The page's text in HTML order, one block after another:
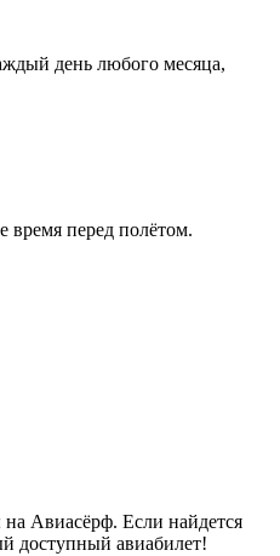
день любого месяца,
время перед полётом.
Авиасёрф. Если найдется
доступный авиабилет!